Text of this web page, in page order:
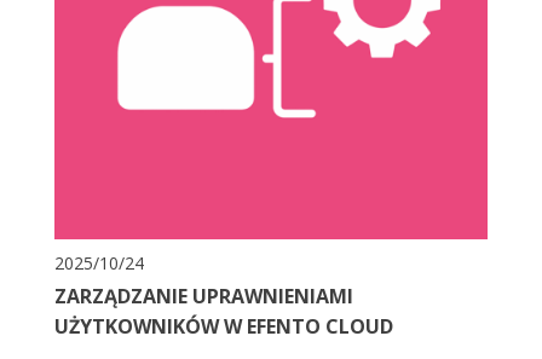
2025/10/24
ZARZĄDZANIE UPRAWNIENIAMI
UŻYTKOWNIKÓW W EFENTO CLOUD